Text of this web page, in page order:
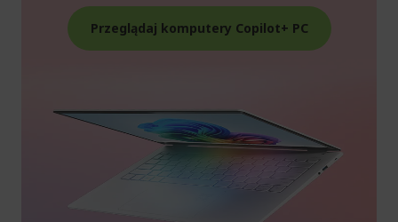
Przeglądaj komputery Copilot+ PC